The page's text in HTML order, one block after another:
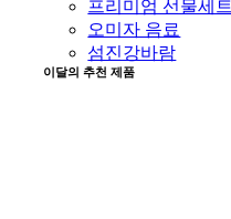
프리미엄 선물세트
오미자 음료
섬진강바람
이달의 추천 제품